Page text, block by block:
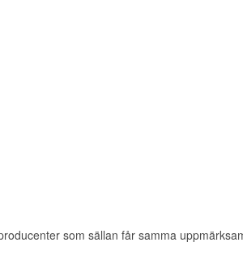
som sällan får samma